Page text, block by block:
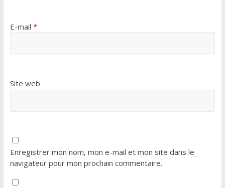
E-mail *
Site web
Enregistrer mon nom, mon e-mail et mon site dans le
navigateur pour mon prochain commentaire.